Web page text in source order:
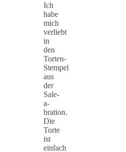
Ich
habe
mich
verliebt
in
den
Torten-
Stempel
aus
der
Sale-
a-
bration.
Die
Torte
ist
einfach